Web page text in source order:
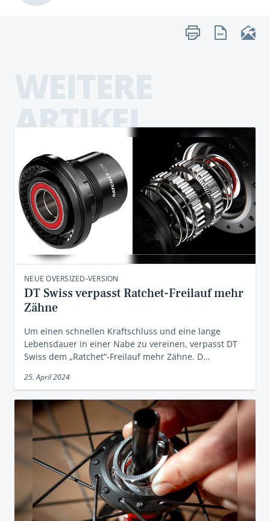
ARTIKEL
NEUE OVERSIZED-VERSION
DT Swiss verpasst Ratchet-Freilauf mehr
Zähne
Um einen schnellen Kraftschluss und eine lange
Lebensdauer in einer Nabe zu vereinen, verpasst DT
Swiss dem „Ratchet“-Freilauf mehr Zähne. D…
25. April 2024